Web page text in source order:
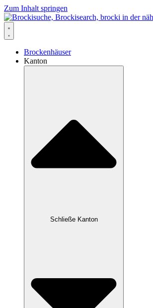
Zum Inhalt springen
Brockenhäuser
Kanton
Schließe Kanton